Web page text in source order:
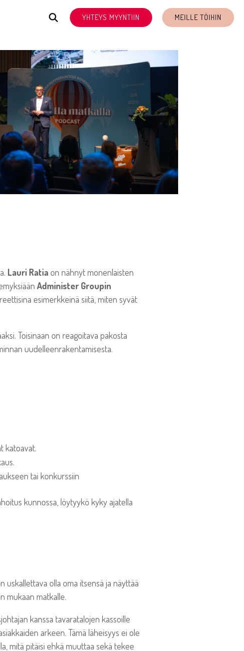
YHTEYS MYYNTIIN MEILLE TÖIHIN
Lauri Ratiaon nähnyt monenlaisten
Administer Groupin
esimerkkeinä siitä, miten syvät
Toisinaan on reagoitava pakosta
uudelleenrakentamisesta.
katoavat.
tai konkurssiin
kunnossa, löytyykö kyky ajatella
uskallettava olla oma itsensä ja näyttää
mukaan matkalle.
kanssa tavaratalojen kassoille
arkeen. Tämä läheisyys ei ole
mitä pitäisi ehkä muuttaa sekä tekee